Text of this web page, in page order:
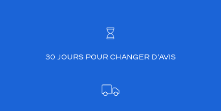
30 JOURS POUR CHANGER D’AVIS